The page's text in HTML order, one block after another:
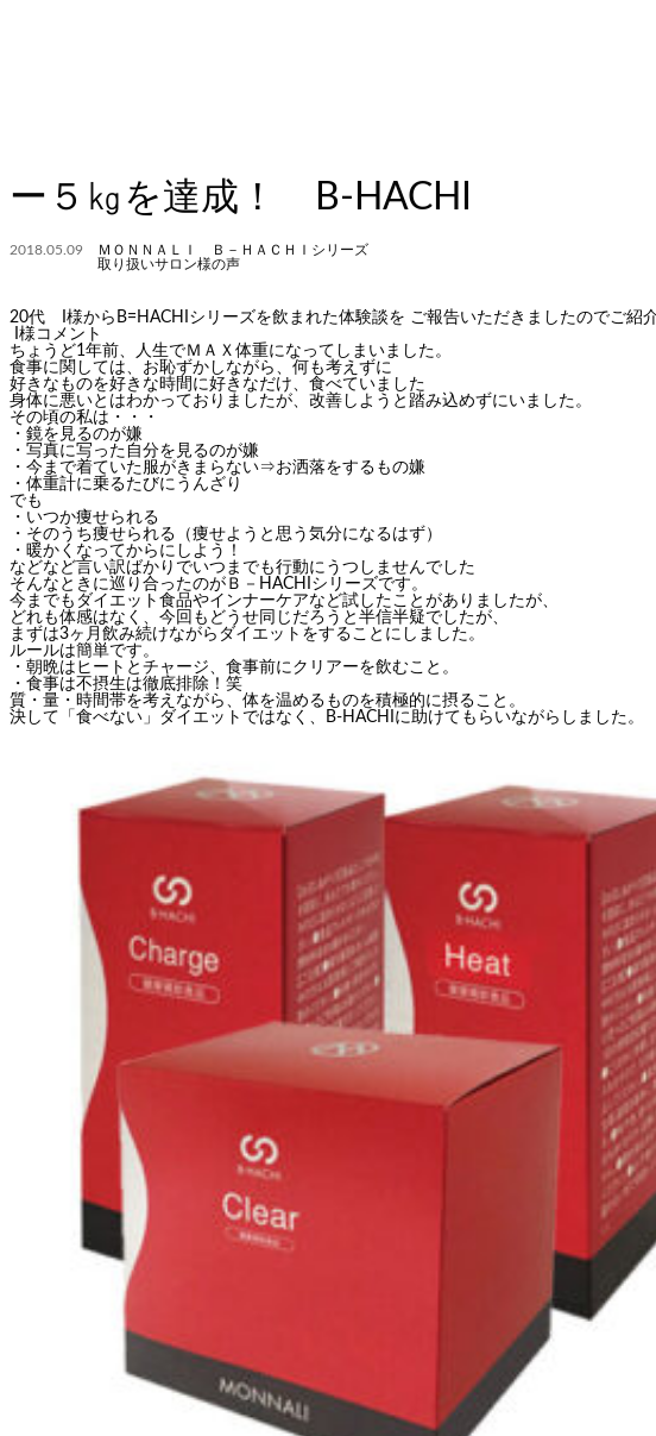
ー５㎏を達成！ B-HACHI
2018.05.09
ＭＯＮＮＡＬＩ Ｂ－ＨＡＣＨＩシリーズ
取り扱いサロン様の声
20代 I様からB=HACHIシリーズを飲まれた体験談を ご報告いただきましたのでご紹
I様コメント
ちょうど1年前、人生でＭＡＸ体重になってしまいました。
食事に関しては、お恥ずかしながら、何も考えずに
好きなものを好きな時間に好きなだけ、食べていました
身体に悪いとはわかっておりましたが、改善しようと踏み込めずにいました。
その頃の私は・・・
・鏡を見るのが嫌
・写真に写った自分を見るのが嫌
・今まで着ていた服がきまらない⇒お洒落をするもの嫌
・体重計に乗るたびにうんざり
でも
・いつか痩せられる
・そのうち痩せられる（痩せようと思う気分になるはず）
・暖かくなってからにしよう！
などなど言い訳ばかりでいつまでも行動にうつしませんでした
そんなときに巡り合ったのがＢ－HACHIシリーズです。
今までもダイエット食品やインナーケアなど試したことがありましたが、
どれも体感はなく、今回もどうせ同じだろうと半信半疑でしたが、
まずは3ヶ月飲み続けながらダイエットをすることにしました。
ルールは簡単です。
・朝晩はヒートとチャージ、食事前にクリアーを飲むこと。
・食事は不摂生は徹底排除！笑
質・量・時間帯を考えながら、体を温めるものを積極的に摂ること。
決して「食べない」ダイエットではなく、B-HACHIに助けてもらいながらしました。